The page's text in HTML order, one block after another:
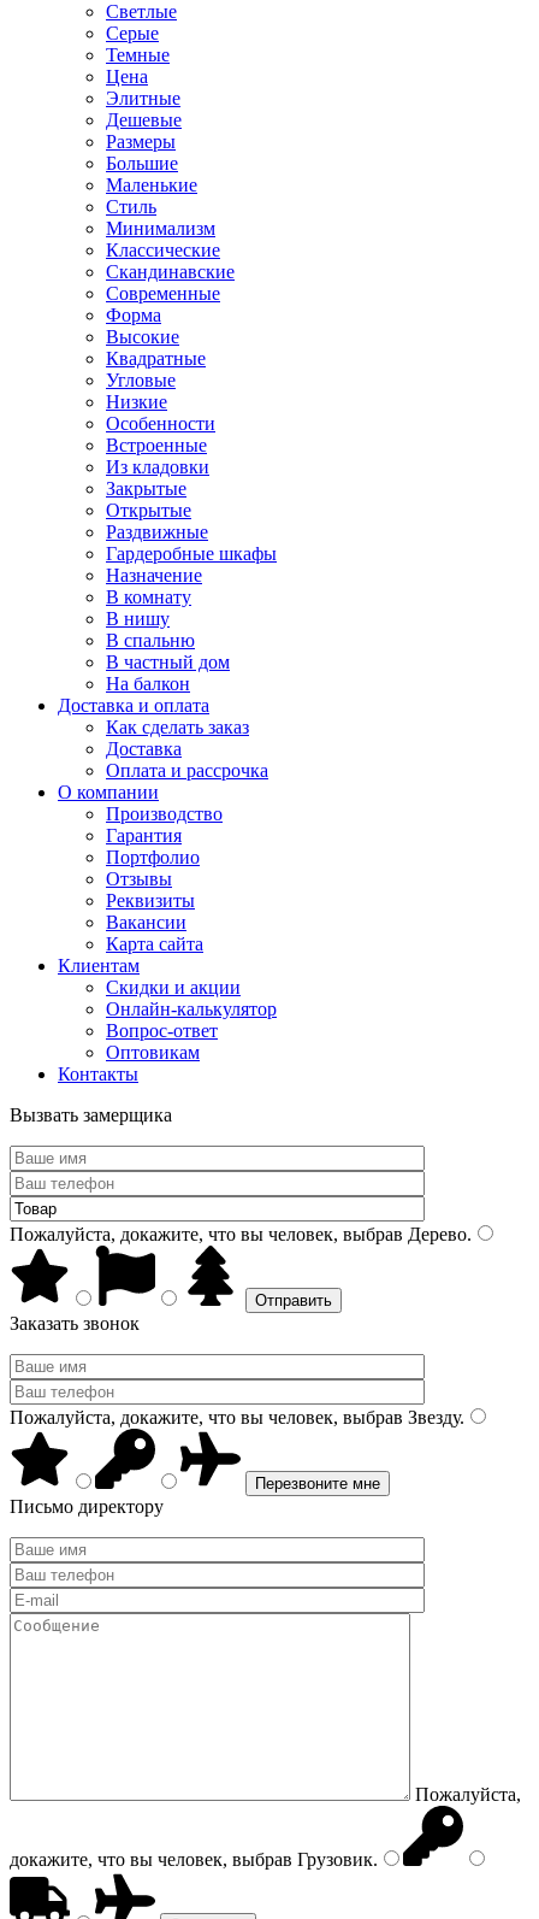
Светлые
Серые
Темные
Цена
Элитные
Дешевые
Размеры
Большие
Маленькие
Стиль
Минимализм
Классические
Скандинавские
Современные
Форма
Высокие
Квадратные
Угловые
Низкие
Особенности
Встроенные
Из кладовки
Закрытые
Открытые
Раздвижные
Гардеробные шкафы
Назначение
В комнату
В нишу
В спальню
В частный дом
На балкон
Доставка и оплата
Как сделать заказ
Доставка
Оплата и рассрочка
О компании
Производство
Гарантия
Портфолио
Отзывы
Реквизиты
Вакансии
Карта сайта
Клиентам
Скидки и акции
Онлайн-калькулятор
Вопрос-ответ
Оптовикам
Контакты
Вызвать замерщика
Пожалуйста, докажите, что вы человек, выбрав Дерево.
Заказать звонок
Пожалуйста, докажите, что вы человек, выбрав Звезду.
Письмо директору
Пожалуйста,
докажите, что вы человек, выбрав Грузовик.